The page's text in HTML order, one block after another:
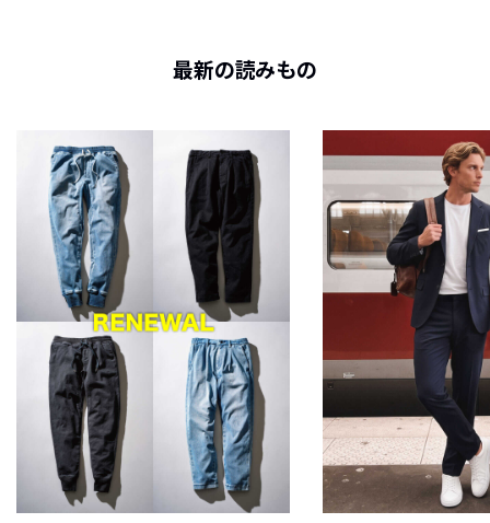
最新の読みもの